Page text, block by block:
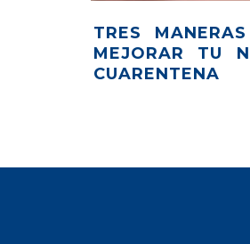
TRES
MEJORAR TU
CUARENTENA